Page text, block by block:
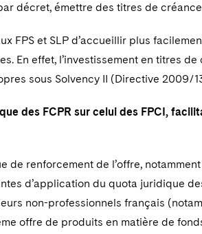
décret, émettre des titres de
FPS et SLP d’accueillir plus
En effet, l’investissement en titres
sous Solvency II (Directive 2009/
des FCPR sur celui des FPCI,
de renforcement de l’offre,
d’application du quota juridique
non-professionnels français
offre de produits en matière de